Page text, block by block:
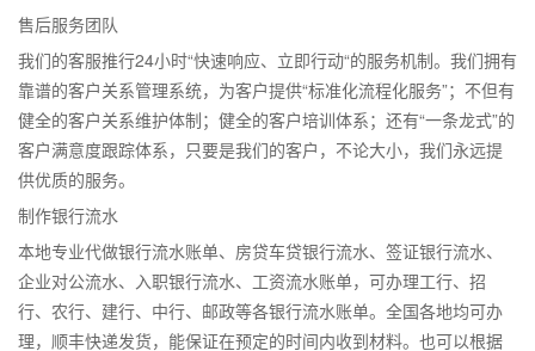
售后服务团队
我们的客服推行24小时“快速响应、立即行动“的服务机制。我们拥有
靠谱的客户关系管理系统，为客户提供“标准化流程化服务”；不但有
健全的客户关系维护体制；健全的客户培训体系；还有“一条龙式”的
客户满意度跟踪体系，只要是我们的客户，不论大小，我们永远提
供优质的服务。
制作银行流水
本地专业代做银行流水账单、房贷车贷银行流水、签证银行流水、
企业对公流水、入职银行流水、工资流水账单，可办理工行、招
行、农行、建行、中行、邮政等各银行流水账单。全国各地均可办
理，顺丰快递发货，能保证在预定的时间内收到材料。也可以根据